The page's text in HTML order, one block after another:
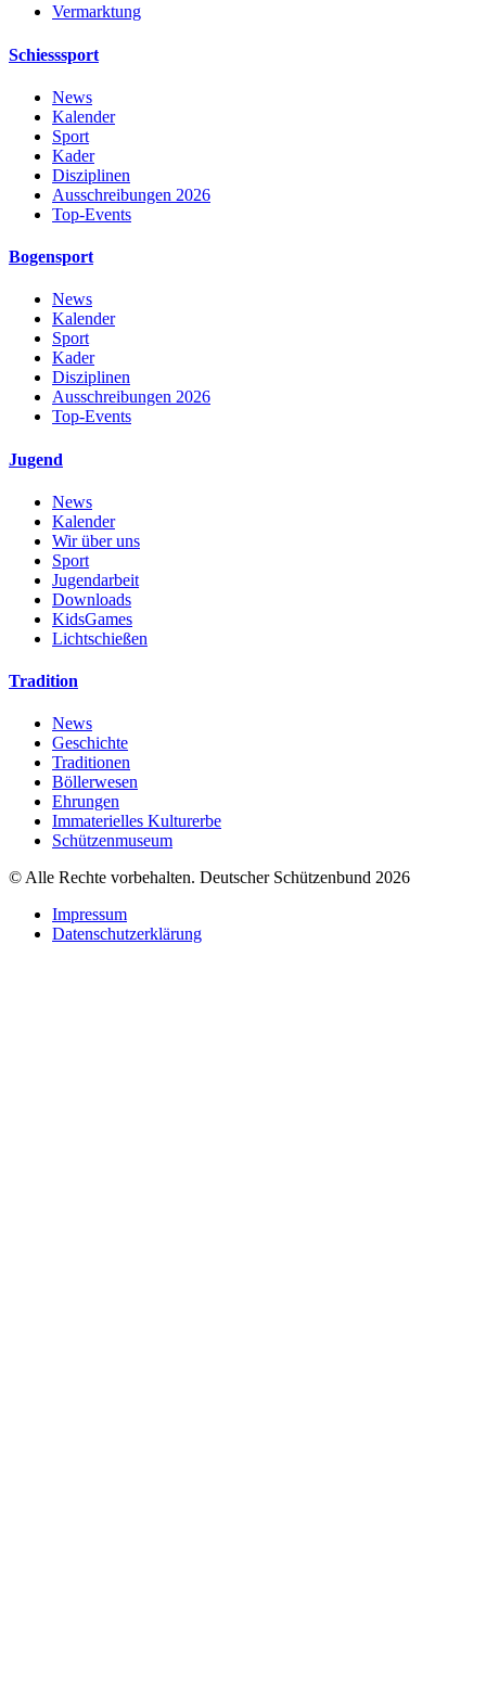
Vermarktung
Schiesssport
News
Kalender
Sport
Kader
Disziplinen
Ausschreibungen 2026
Top-Events
Bogensport
News
Kalender
Sport
Kader
Disziplinen
Ausschreibungen 2026
Top-Events
Jugend
News
Kalender
Wir über uns
Sport
Jugendarbeit
Downloads
KidsGames
Lichtschießen
Tradition
News
Geschichte
Traditionen
Böllerwesen
Ehrungen
Immaterielles Kulturerbe
Schützenmuseum
© Alle Rechte vorbehalten. Deutscher Schützenbund 2026
Impressum
Datenschutzerklärung